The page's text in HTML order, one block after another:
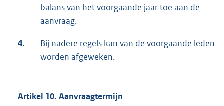
balans van het voorgaande jaar toe aan de
aanvraag.
4.
Bij nadere regels kan van de voorgaande leden
worden afgeweken.
Artikel 10. Aanvraagtermijn